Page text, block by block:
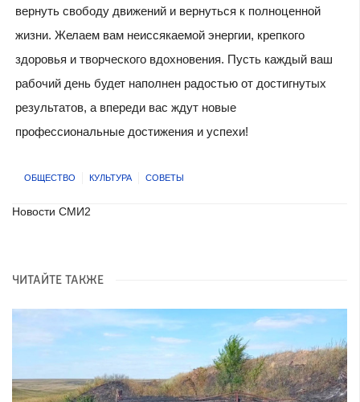
вернуть свободу движений и вернуться к полноценной
жизни. Желаем вам неиссякаемой энергии, крепкого
здоровья и творческого вдохновения. Пусть каждый ваш
рабочий день будет наполнен радостью от достигнутых
результатов, а впереди вас ждут новые
профессиональные достижения и успехи!
ОБЩЕСТВО КУЛЬТУРА СОВЕТЫ
Новости СМИ2
ЧИТАЙТЕ ТАКЖЕ